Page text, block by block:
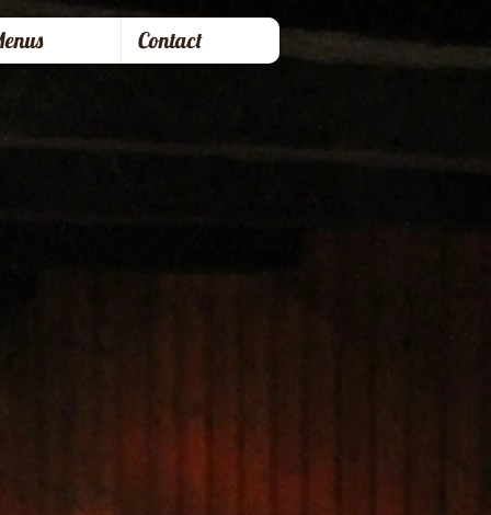
Contact